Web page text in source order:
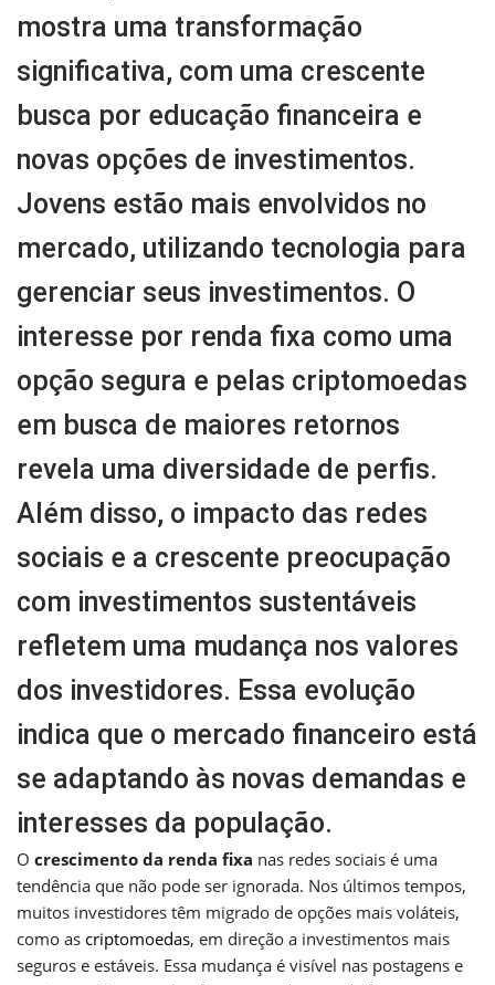
mostra uma transformação
significativa, com uma crescente
busca por educação financeira e
novas opções de investimentos.
Jovens estão mais envolvidos no
mercado, utilizando tecnologia para
gerenciar seus investimentos. O
interesse por renda fixa como uma
opção segura e pelas criptomoedas
em busca de maiores retornos
revela uma diversidade de perfis.
Além disso, o impacto das redes
sociais e a crescente preocupação
com investimentos sustentáveis
refletem uma mudança nos valores
dos investidores. Essa evolução
indica que o mercado financeiro está
se adaptando às novas demandas e
interesses da população.
O crescimento da renda fixa nas redes sociais é uma
tendência que não pode ser ignorada. Nos últimos tempos,
muitos investidores têm migrado de opções mais voláteis,
como as criptomoedas, em direção a investimentos mais
seguros e estáveis. Essa mudança é visível nas postagens e